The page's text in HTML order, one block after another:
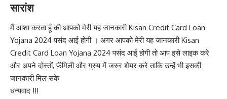
सारांश
मैं आशा करता हूँ की आपको मेरी यह जानकारी Kisan Credit Card Loan
Yojana 2024 पसंद आई होगी । अगर आपको मेरी यह जानकारी Kisan
Credit Card Loan Yojana 2024 पसंद आई होगी तो आप इसे लाइक करे
और अपने दोस्तों, फॅमिली और ग्रुप में जरुर शेयर करे ताकि उन्हें भी इसकी
जानकारी मिल सके
धन्यवाद !!!